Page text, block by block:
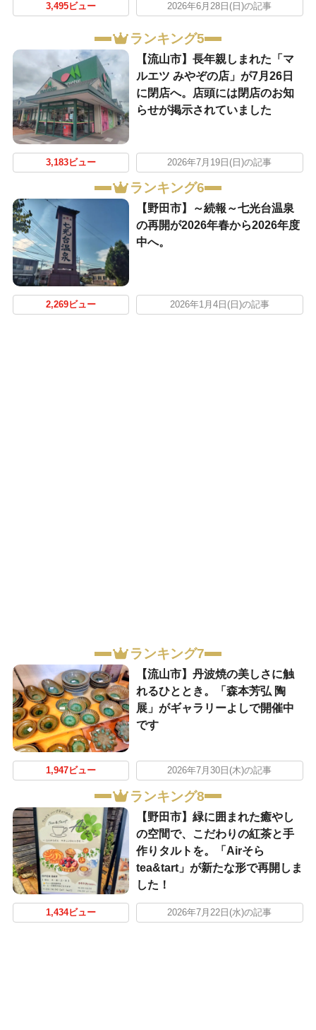
3,495ビュー 2026年6月28日(日)の記事
ランキング5
【流山市】長年親しまれた「マ
ルエツ みやぞの店」が7月26日
に閉店へ。店頭には閉店のお知
らせが掲示されていました
3,183ビュー 2026年7月19日(日)の記事
ランキング6
【野田市】～続報～七光台温泉
の再開が2026年春から2026年度
中へ。
2,269ビュー 2026年1月4日(日)の記事
ランキング7
【流山市】丹波焼の美しさに触
れるひととき。「森本芳弘 陶
展」がギャラリーよしで開催中
です
1,947ビュー 2026年7月30日(木)の記事
ランキング8
【野田市】緑に囲まれた癒やし
の空間で、こだわりの紅茶と手
作りタルトを。「Airそら
tea&tart」が新たな形で再開しま
した！
1,434ビュー 2026年7月22日(水)の記事